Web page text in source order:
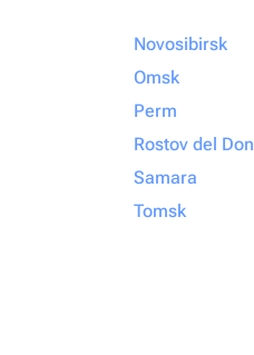
Novosibirsk
Omsk
Perm
Rostov del Don
Samara
Tomsk